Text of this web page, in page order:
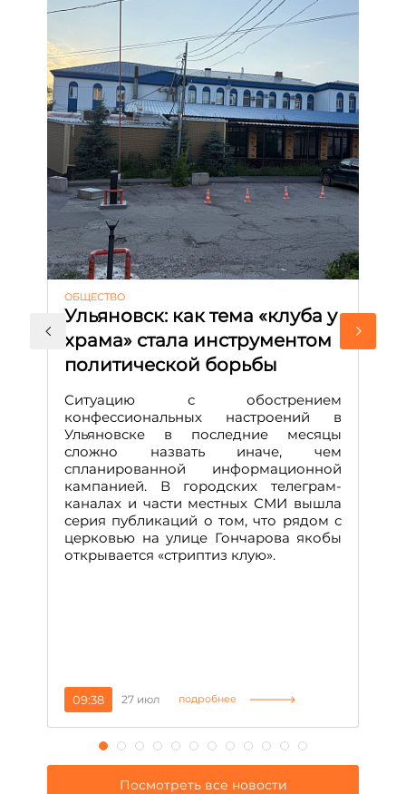
ОБЩЕСТВО
Ульяновск: как тема «клуба у
храма» стала инструментом
политической борьбы
Ситуацию с обострением
конфессиональных настроений в
Ульяновске в последние месяцы
сложно назвать иначе, чем
спланированной информационной
кампанией. В городских телеграм-
каналах и части местных СМИ вышла
серия публикаций о том, что рядом с
церковью на улице Гончарова якобы
открывается «стриптиз клую».
09:38 27 июл подробнее
Посмотреть все новости